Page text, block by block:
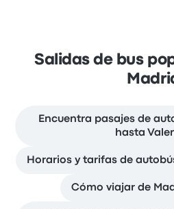
Salidas de bus
Encuentra pasajes de
hasta
Horarios y tarifas de
Cómo viajar de